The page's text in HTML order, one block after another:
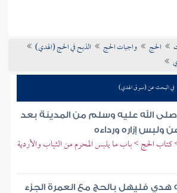
الحج واجبات الحج
الذبح في الحج (الهدي)
في البحث عن (سوق الهدي)
صلى الله عليه وسلم من المدينة بعد
ولبس إزاره ورداءه
الحج > باب ما يلبس المحرم من الثياب والأردية
فليهل بالحج مع العمرة الجزء